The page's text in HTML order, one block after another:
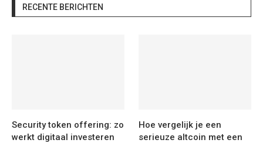
RECENTE BERICHTEN
Security token offering: zo
werkt digitaal investeren
Hoe vergelijk je een
serieuze altcoin met een